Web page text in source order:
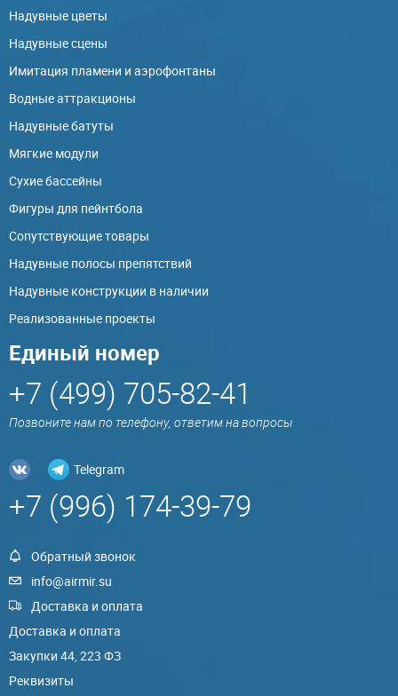
Надувные цветы
Надувные сцены
Имитация пламени и аэрофонтаны
Водные аттракционы
Надувные батуты
Мягкие модули
Сухие бассейны
Фигуры для пейнтбола
Сопутствующие товары
Надувные полосы препятствий
Надувные конструкции в наличии
Реализованные проекты
Единый номер
+7 (499) 705-82-41
Позвоните нам по телефону, ответим на вопросы
Telegram
+7 (996) 174-39-79
Обратный звонок
info@airmir.su
Доставка и оплата
Доставка и оплата
Закупки 44, 223 ФЗ
Реквизиты